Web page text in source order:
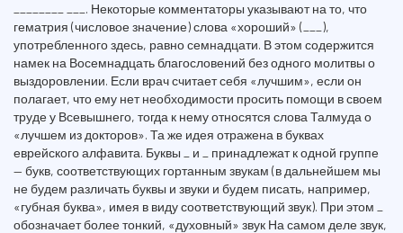
________ ___. Некоторые комментаторы указывают на то, что
гематрия (числовое значение) слова «хороший» (___),
употребленного здесь, равно семнадцати. В этом содержится
намек на Восемнадцать благословений без одного молитвы о
выздоровлении. Если врач считает себя «лучшим», если он
полагает, что ему нет необходимости просить помощи в своем
труде у Всевышнего, тогда к нему относятся слова Талмуда о
«лучшем из докторов». Та же идея отражена в буквах
еврейского алфавита. Буквы _ и _ принадлежат к одной группе
— букв, соответствующих гортанным звукам (в дальнейшем мы
не будем различать буквы и звуки и будем писать, например,
«губная буква», имея в виду соответствующий звук). При этом _
обозначает более тонкий, «духовный» звук На самом деле звук,